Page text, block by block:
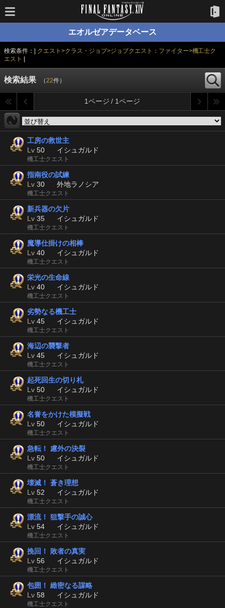
エオルゼアデータベース
検索条件：| クエスト>クラス・ジョブ>ジョブクエスト：ファイター>機工士ク
エスト
検索結果 （22件）
1ページ / 1ページ
工房の救世主
Lv 50 イシュガルド
機工士クエスト
指南役の試練
Lv 30 外地ラノシア
機工士クエスト
新兵器の欠片
Lv 35 イシュガルド
機工士クエスト
魔導仕掛けの相棒
Lv 40 イシュガルド
機工士クエスト
栄光の生命線
Lv 40 イシュガルド
機工士クエスト
劣勢なる機工士
Lv 45 イシュガルド
機工士クエスト
海辺の襲撃者
Lv 45 イシュガルド
機工士クエスト
起死回生の切り札
Lv 50 イシュガルド
機工士クエスト
名誉をかけた模擬戦
Lv 50 イシュガルド
機工士クエスト
急転！ 慮外の決裂
Lv 50 イシュガルド
機工士クエスト
壊滅！ 蒼き理想
Lv 52 イシュガルド
機工士クエスト
漂流！ 狙撃手の誠心
Lv 54 イシュガルド
機工士クエスト
挽回！ 敗者の真実
Lv 56 イシュガルド
機工士クエスト
包囲！ 緻密なる謀略
Lv 58 イシュガルド
機工士クエスト